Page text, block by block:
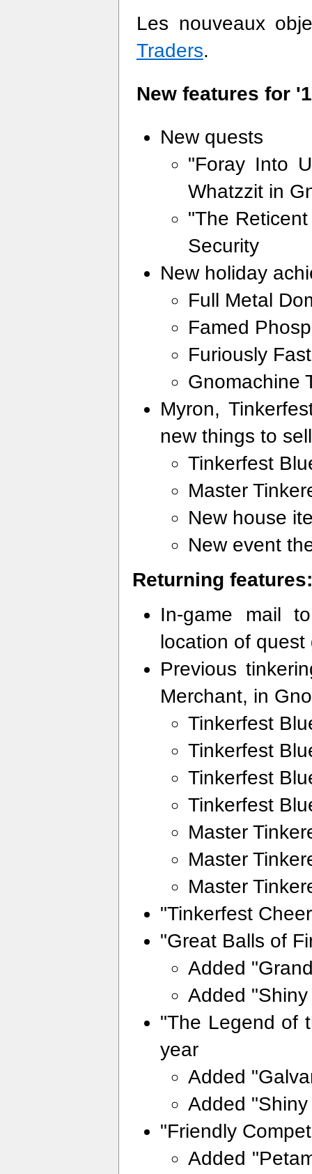
Les nouveaux
Traders.
New features for
New quests
"Foray Into
Whatzzit in
"The
Security
New holiday
Full Metal
Famed
Furiously Fast
Gnomachine
Myron,
new things to sell
Tinkerfest
Master
New house
New event
Returning features:
In-game mail
location of quest
Previous
Merchant, in
Tinkerfest
Tinkerfest
Tinkerfest
Tinkerfest
Master
Master
Master
"Tinkerfest
"Great Balls of
Added
Added
"The Legend of
year
Added
Added
"Friendly
Added